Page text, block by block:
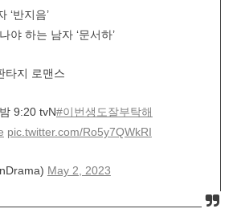
‘반지음’
야 하는 남자 ‘문서하’
타지 로맨스
9:20 tvN#이번생도잘부탁해
pic.twitter.com/Ro5y7QWkRI
May 2, 2023